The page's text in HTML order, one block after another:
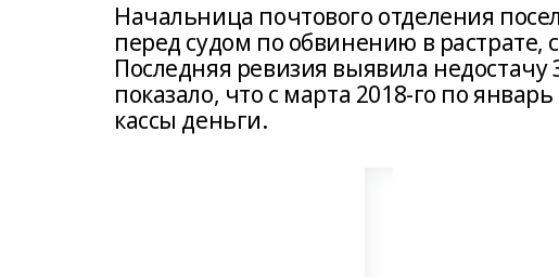
Начальница почтового отделения
перед судом по обвинению в
Последняя ревизия выявила недостачу
показало, что с марта 2018-го по
кассы деньги.